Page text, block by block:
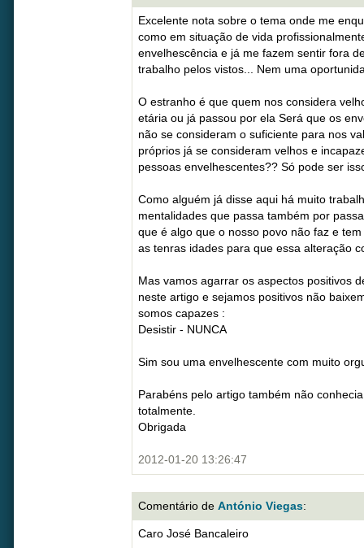
Excelente nota sobre o tema onde me
como em situação de vida
envelhescência e já me fazem sentir fora
trabalho pelos vistos... Nem uma
O estranho é que quem nos considera
etária ou já passou por ela Será que os
não se consideram o suficiente para nos
próprios já se consideram velhos e
pessoas envelhescentes?? Só pode ser
Como alguém já disse aqui há muito
mentalidades que passa também por
que é algo que o nosso povo não faz e
as tenras idades para que essa alteração
Mas vamos agarrar os aspectos positivos
neste artigo e sejamos positivos não
somos capazes :
Desistir - NUNCA
Sim sou uma envelhescente com muito
Parabéns pelo artigo também não
totalmente.
Obrigada
2012-01-20 13:26:47
Comentário de António Viegas:
Caro José Bancaleiro